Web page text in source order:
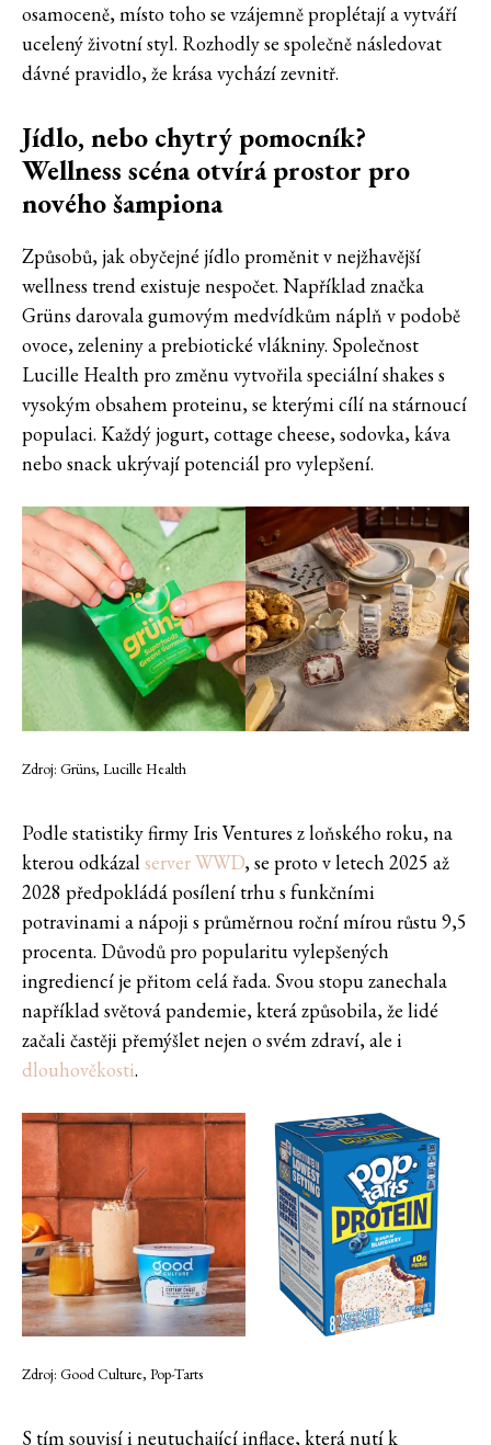
osamoceně, místo toho se vzájemně proplétají a vytváří
ucelený životní styl. Rozhodly se společně následovat
dávné pravidlo, že krása vychází zevnitř.
Jídlo, nebo chytrý pomocník?
Wellness scéna otvírá prostor pro
nového šampiona
Způsobů, jak obyčejné jídlo proměnit v nejžhavější
wellness trend existuje nespočet. Například značka
Grüns darovala gumovým medvídkům náplň v podobě
ovoce, zeleniny a prebiotické vlákniny. Společnost
Lucille Health pro změnu vytvořila speciální shakes s
vysokým obsahem proteinu, se kterými cílí na stárnoucí
populaci. Každý jogurt, cottage cheese, sodovka, káva
nebo snack ukrývají potenciál pro vylepšení.
Zdroj: Grüns, Lucille Health
Podle statistiky firmy Iris Ventures z loňského roku, na
kterou odkázalserver WWD, se proto v letech 2025 až
2028 předpokládá posílení trhu s funkčními
potravinami a nápoji s průměrnou roční mírou růstu 9,5
procenta. Důvodů pro popularitu vylepšených
ingrediencí je přitom celá řada. Svou stopu zanechala
například světová pandemie, která způsobila, že lidé
začali častěji přemýšlet nejen o svém zdraví, ale i
dlouhověkosti.
Zdroj: Good Culture, Pop-Tarts
S tím souvisí i neutuchající inflace, která nutí k